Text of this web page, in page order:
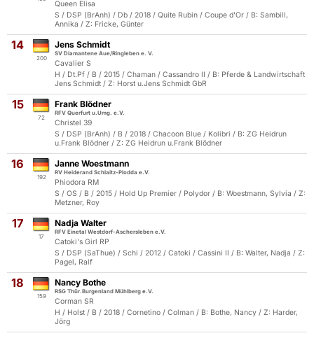
Queen Elisa
S / DSP (BrAnh) / Db / 2018 / Quite Rubin / Coupe d'Or / B: Sambill,
Annika / Z: Fricke, Günter
14
200
Jens Schmidt
SV Diamantene Aue/Ringleben e. V.
Cavalier S
H / Dt.Pf / B / 2015 / Chaman / Cassandro II / B: Pferde & Landwirtschaft
Jens Schmidt / Z: Horst u.Jens Schmidt GbR
15
72
Frank Blödner
RFV Querfurt u.Umg. e.V.
Christel 39
S / DSP (BrAnh) / B / 2018 / Chacoon Blue / Kolibri / B: ZG Heidrun
u.Frank Blödner / Z: ZG Heidrun u.Frank Blödner
16
192
Janne Woestmann
RV Heiderand Schlaitz-Plodda e.V.
Phiodora RM
S / OS / B / 2015 / Hold Up Premier / Polydor / B: Woestmann, Sylvia / Z:
Metzner, Roy
17
17
Nadja Walter
RFV Einetal Westdorf-Aschersleben e.V.
Catoki's Girl RP
S / DSP (SaThue) / Schi / 2012 / Catoki / Cassini II / B: Walter, Nadja / Z:
Pagel, Ralf
18
159
Nancy Bothe
RSG Thür.Burgenland Mühlberg e.V.
Corman SR
H / Holst / B / 2018 / Cornetino / Colman / B: Bothe, Nancy / Z: Harder,
Jörg